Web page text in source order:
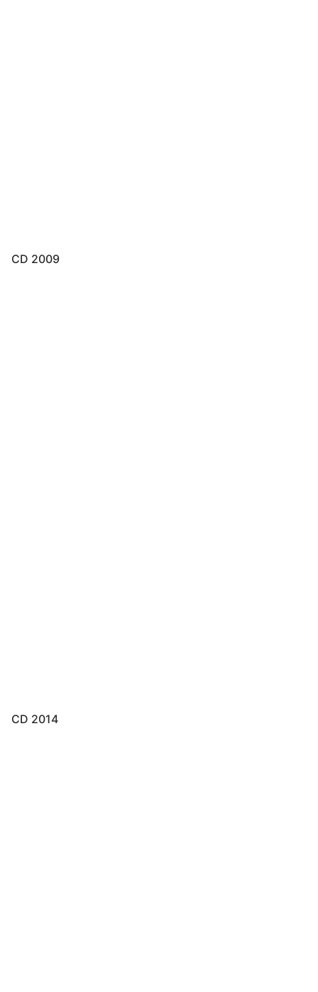
CD 2009
CD 2014